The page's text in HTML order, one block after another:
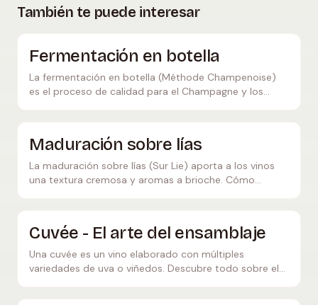
También te puede interesar
Fermentación en botella
La fermentación en botella (Méthode Champenoise)
es el proceso de calidad para el Champagne y los
Maduración sobre lías
La maduración sobre lías (Sur Lie) aporta a los vinos
una textura cremosa y aromas a brioche. Cómo
Cuvée - El arte del ensamblaje
Una cuvée es un vino elaborado con múltiples
variedades de uva o viñedos. Descubre todo sobre el